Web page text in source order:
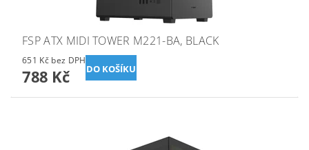
FSP ATX MIDI TOWER M221-BA, BLACK
651 Kč bez DPH
788 Kč